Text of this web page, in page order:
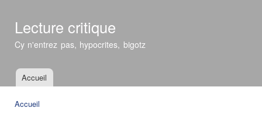
Lecture critique
Cy n'entrez pas, hypocrites, bigotz
Menu principal
Accueil
Accueil